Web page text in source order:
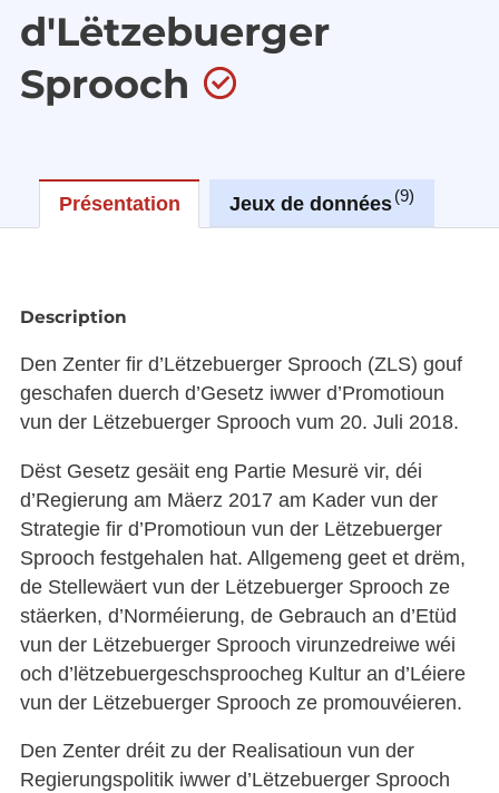
d'Lëtzebuerger
Sprooch
Présentation Jeux de données 9
Description
Den Zenter fir d’Lëtzebuerger Sprooch (ZLS) gouf
geschafen duerch d’Gesetz iwwer d’Promotioun
vun der Lëtzebuerger Sprooch vum 20. Juli 2018.
Dëst Gesetz gesäit eng Partie Mesurë vir, déi
d’Regierung am Mäerz 2017 am Kader vun der
Strategie fir d’Promotioun vun der Lëtzebuerger
Sprooch festgehalen hat. Allgemeng geet et drëm,
de Stellewäert vun der Lëtzebuerger Sprooch ze
stäerken, d’Norméierung, de Gebrauch an d’Etüd
vun der Lëtzebuerger Sprooch virunzedreiwe wéi
och d’lëtzebuergeschsproocheg Kultur an d’Léiere
vun der Lëtzebuerger Sprooch ze promouvéieren.
Den Zenter dréit zu der Realisatioun vun der
Regierungspolitik iwwer d’Lëtzebuerger Sprooch